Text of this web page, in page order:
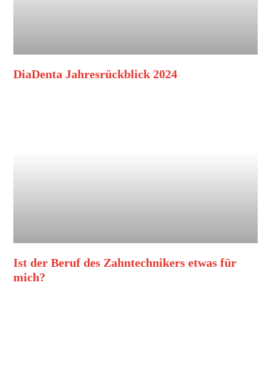
DiaDenta Jahresrückblick 2024
Ist der Beruf des Zahntechnikers etwas für
mich?